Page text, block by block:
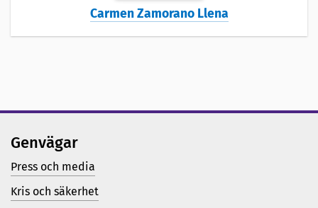
Carmen Zamorano Llena
Genvägar
Press och media
Kris och säkerhet